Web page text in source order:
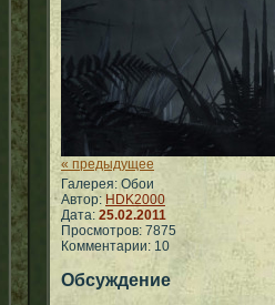
« предыдущее
Галерея: Обои
Автор: HDK2000
Дата: 25.02.2011
Просмотров: 7875
Комментарии: 10
Обсуждение